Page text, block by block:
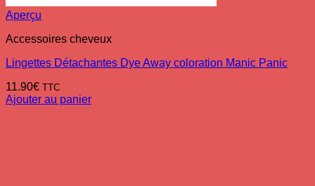
Aperçu
Accessoires cheveux
Lingettes Détachantes Dye Away coloration Manic Panic
11.90€ TTC
Ajouter au panier